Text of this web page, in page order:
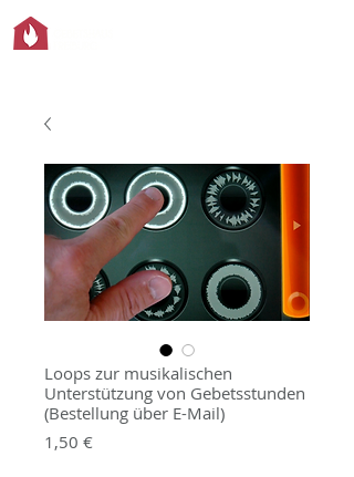
Loops zur musikalischen
Unterstützung von Gebetsstunden
(Bestellung über E-Mail)
1,50 €Preis